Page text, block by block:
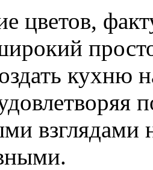
цветов,
кухню
взглядами